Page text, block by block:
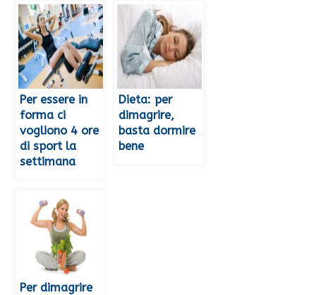
Per essere in
forma ci
vogliono 4 ore
di sport la
settimana
Dieta: per
dimagrire,
basta dormire
bene
Per dimagrire